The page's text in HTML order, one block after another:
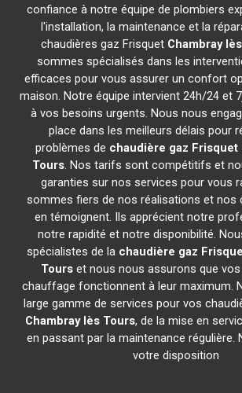
confiance à notre équipe de plombiers
l'installation, la maintenance et la
chaudières gaz Frisquet Chambray
sommes spécialisés dans les
efficaces pour vous assurer un confort
maison. Notre équipe intervient 24h/24 et
à vos besoins urgents. Nous nous
place dans les meilleurs délais pour
problèmes de chaudière gaz Frisquet
Tours. Nos tarifs sont compétitifs et
garanties sur nos services pour vous
sommes fiers de nos réalisations et nos
en témoignent. Ils apprécient notre
notre rapidité et notre disponibilité.
spécialistes de la chaudière gaz
Tours et nous nous assurons que
chauffage fonctionnent à leur maximum.
large gamme de services pour vos
Chambray lès Tours, de la mise en
en passant par la maintenance régulière.
votre disposition